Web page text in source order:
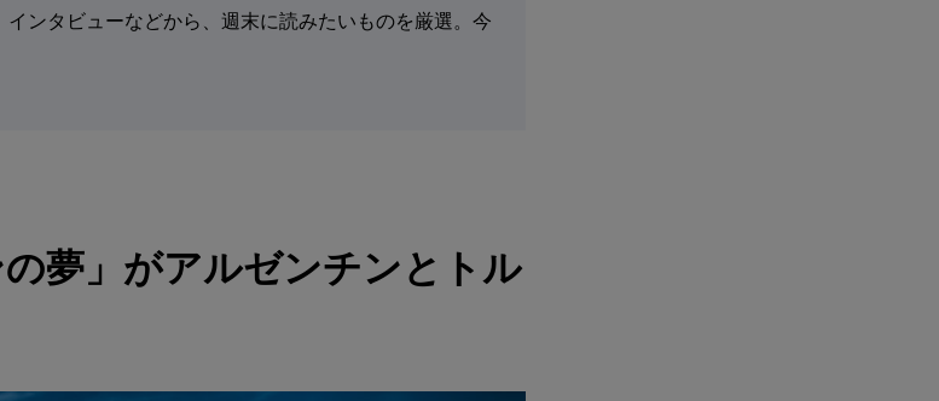
ンタビューなどから、週末に読みたいものを厳選。今
の夢」がアルゼンチンとトル